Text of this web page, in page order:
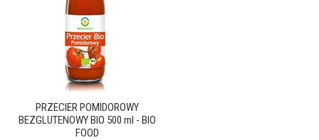
PRZECIER POMIDOROWY
BEZGLUTENOWY BIO 500 ml - BIO
FOOD